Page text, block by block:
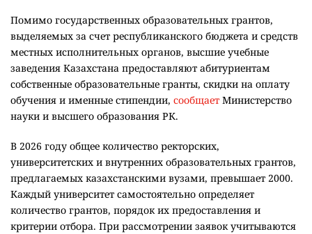
Помимо государственных образовательных грантов,
выделяемых за счет республиканского бюджета и средств
местных исполнительных органов, высшие учебные
заведения Казахстана предоставляют абитуриентам
собственные образовательные гранты, скидки на оплату
обучения и именные стипендии, сообщает Министерство
науки и высшего образования РК.
В 2026 году общее количество ректорских,
университетских и внутренних образовательных грантов,
предлагаемых казахстанскими вузами, превышает 2000.
Каждый университет самостоятельно определяет
количество грантов, порядок их предоставления и
критерии отбора. При рассмотрении заявок учитываются